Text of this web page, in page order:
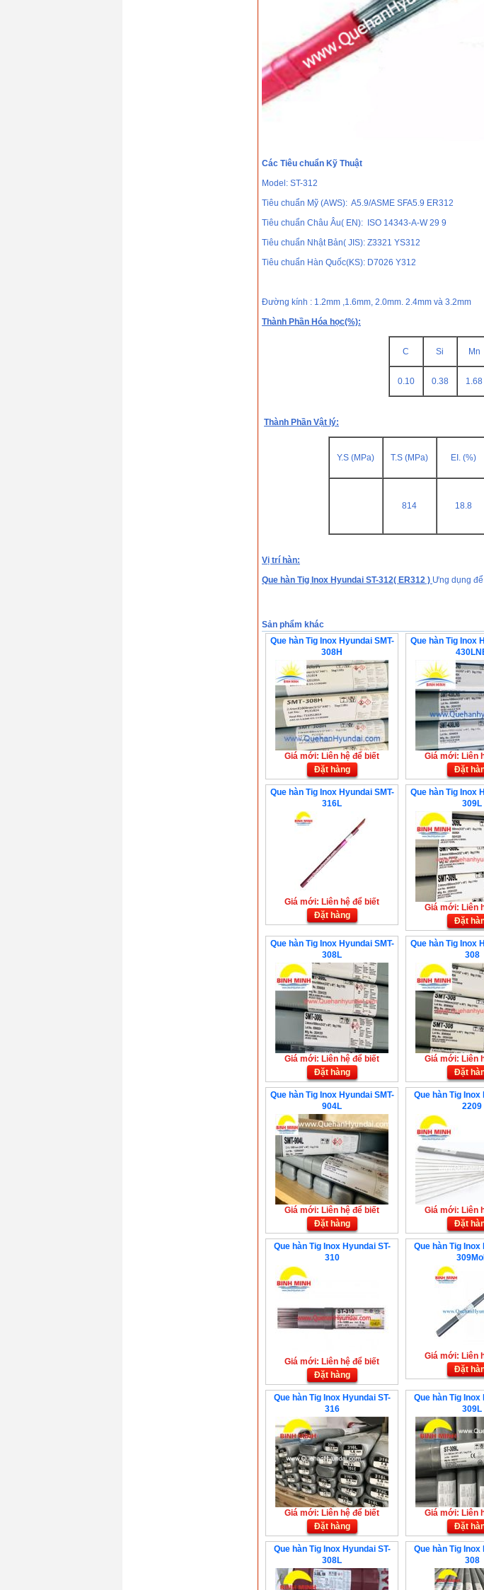
Các Tiêu chuẩn Kỹ Thuật
Model: ST-312
Tiêu chuẩn Mỹ (AWS): A5.9/ASME SFA5.9 ER312
Tiêu chuẩn Châu Âu( EN): ISO 14343-A-W 29 9
Tiêu chuẩn Nhật Bản( JIS): Z3321 YS312
Tiêu chuẩn Hàn Quốc(KS): D7026 Y312
Đường kính : 1.2mm ,1.6mm, 2.0mm. 2.4mm và 3.2mm
Thành Phần Hóa học(%):
C Si Mn
0.10 0.38 1.68
Thành Phần Vật lý:
Y.S (MPa) T.S (MPa) EI. (%)
814 18.8
Vị trí hàn:
Que hàn Tig Inox Hyundai ST-312( ER312 ) Ưng dụng
Sản phẩm khác
Que hàn Tig Inox Hyundai SMT-
308H
Giá mới: Liên hệ để biết
Đặt hàng
Que hàn Tig Inox
Giá mới: Liên
Đặt
Que hàn Tig Inox Hyundai SMT-
316L
Giá mới: Liên hệ để biết
Đặt hàng
Que hàn Tig Inox
309L
Giá mới: Liên
Đặt
Que hàn Tig Inox Hyundai SMT-
308L
Giá mới: Liên hệ để biết
Đặt hàng
Que hàn Tig Inox
308
Giá mới: Liên
Đặt
Que hàn Tig Inox Hyundai SMT-
904L
Giá mới: Liên hệ để biết
Đặt hàng
Que hàn Tig Inox
2209
Giá mới: Liên
Đặt
Que hàn Tig Inox Hyundai ST-
310
Giá mới: Liên hệ để biết
Đặt hàng
Que hàn Tig Inox
Giá mới: Liên
Đặt
Que hàn Tig Inox Hyundai ST-
316
Giá mới: Liên hệ để biết
Đặt hàng
Que hàn Tig Inox
309L
Giá mới: Liên
Đặt
Que hàn Tig Inox Hyundai ST-
308L
Que hàn Tig Inox
308